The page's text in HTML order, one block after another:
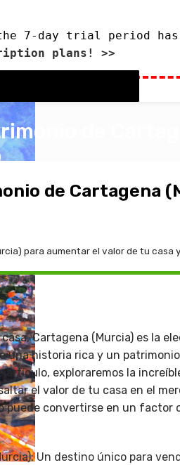
7-day trial period
plans! >>
de
de Cartagena
para aumentar el valor de tu casa
Cartagena (Murcia) es la
una historia rica y un
exploraremos la
el valor de tu casa en el
puede convertirse en un factor
Un destino único para